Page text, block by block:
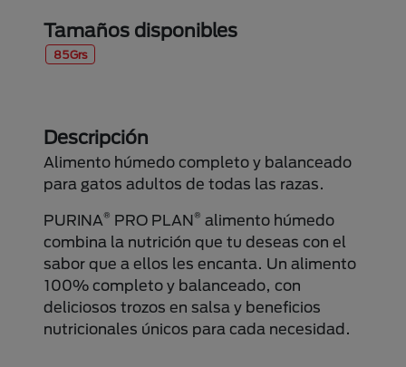
Tamaños disponibles
85Grs
Descripción
Alimento húmedo completo y balanceado
para gatos adultos de todas las razas.
PURINA® PRO PLAN® alimento húmedo
combina la nutrición que tu deseas con el
sabor que a ellos les encanta. Un alimento
100% completo y balanceado, con
deliciosos trozos en salsa y beneficios
nutricionales únicos para cada necesidad.